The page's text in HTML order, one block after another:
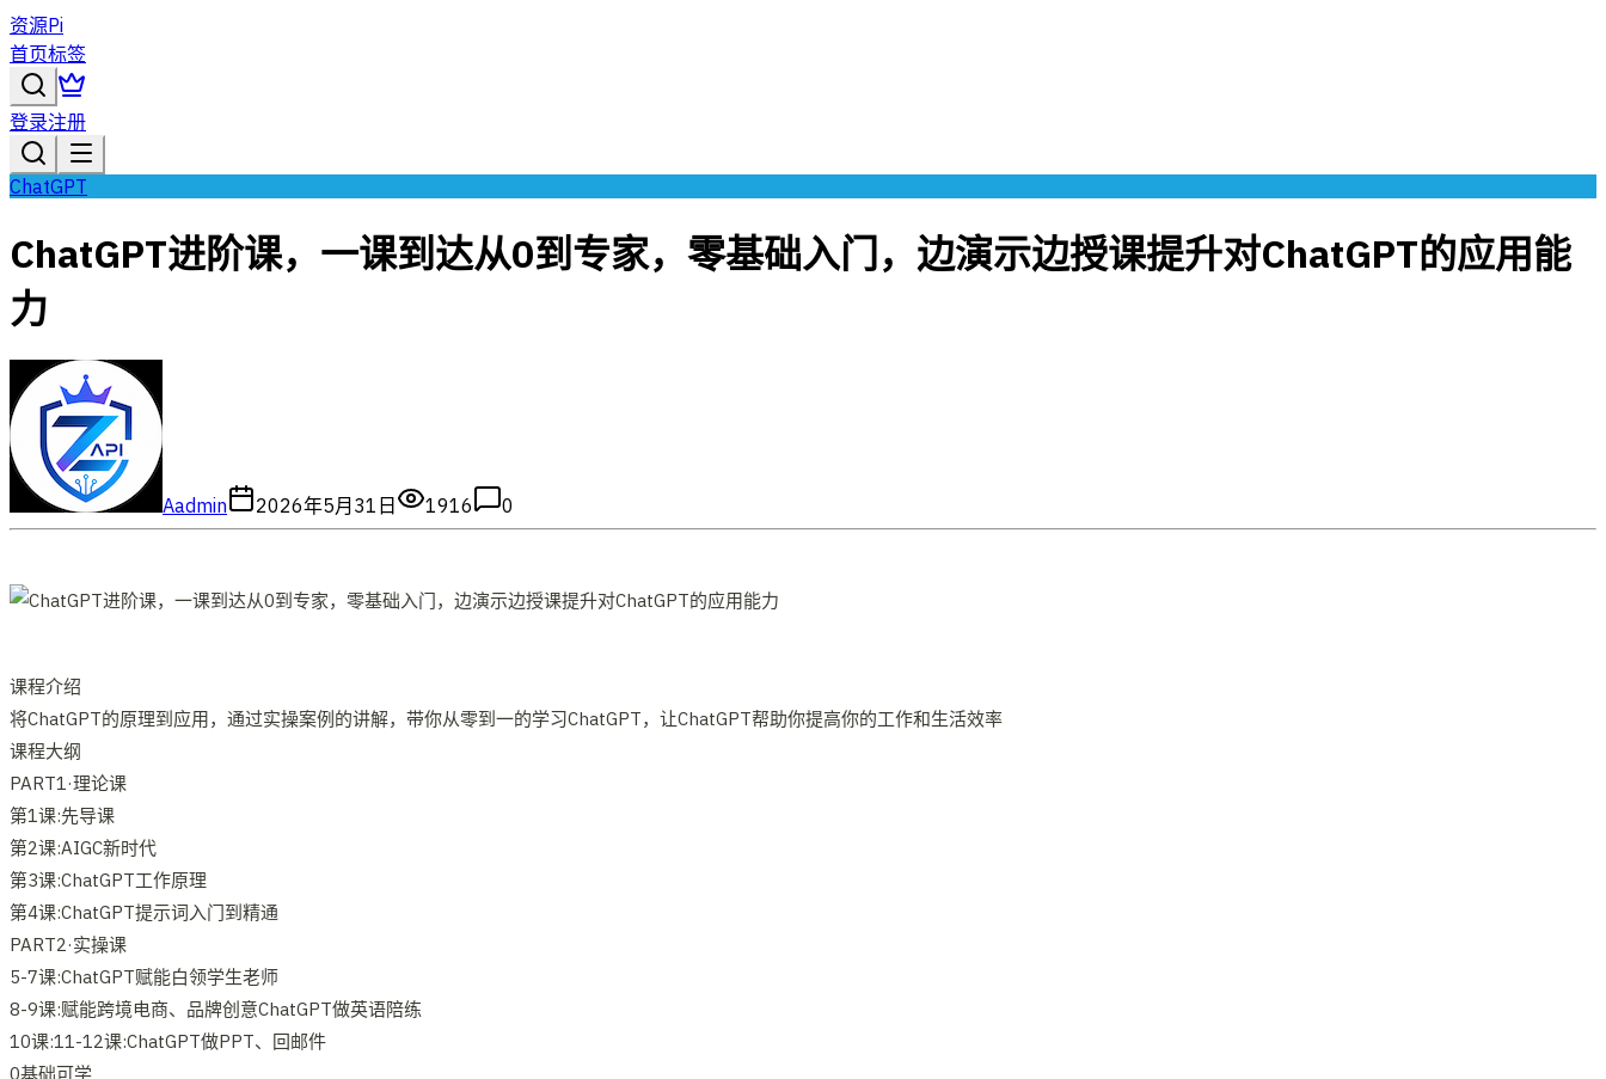
资源Pi
首页标签
登录注册
ChatGPT
ChatGPT进阶课，一课到达从0到专家，零基础入门，边演示边授课提升对ChatGPT的应用能
力
Aadmin 2026年5月31日 1916 0
课程介绍
将ChatGPT的原理到应用，通过实操案例的讲解，带你从零到一的学习ChatGPT，让ChatGPT帮助你提高你的工作和生活效率
课程大纲
PART1·理论课
第1课:先导课
第2课:AIGC新时代
第3课:ChatGPT工作原理
第4课:ChatGPT提示词入门到精通
PART2·实操课
5-7课:ChatGPT赋能白领学生老师
8-9课:赋能跨境电商、品牌创意ChatGPT做英语陪练
10课:11-12课:ChatGPT做PPT、回邮件
0基础可学